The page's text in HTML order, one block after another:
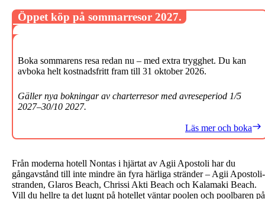
Från moderna hotell Nontas i hjärtat av Agii Apostoli har du
gångavstånd till inte mindre än fyra härliga stränder – Agii Apostoli-
stranden, Glaros Beach, Chrissi Akti Beach och Kalamaki Beach.
Vill du hellre ta det lugnt på hotellet väntar poolen och poolbaren på
Öppet köp på sommarresor 2027.
Boka sommarens resa redan nu – med extra trygghet. Du kan
avboka helt kostnadsfritt fram till 31 oktober 2026.
Gäller nya bokningar av charterresor med avreseperiod 1/5
2027–30/10 2027.
Läs mer och boka